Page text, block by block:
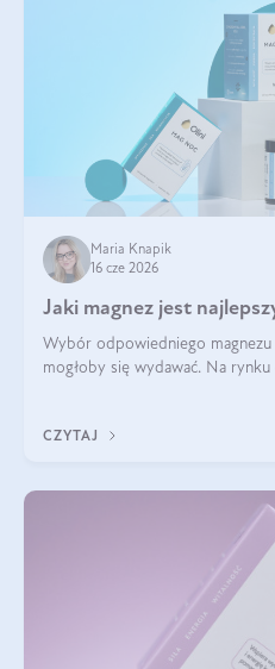
Maria Knapik
16 cze 2026
Jaki magnez jest
Wybór odpowiedniego
mogłoby się wydawać. Na
CZYTAJ